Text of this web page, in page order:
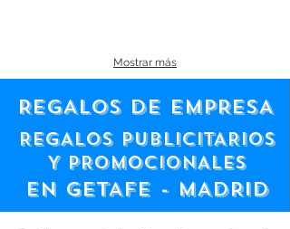
Mostrar más
REGALOS DE EMPRESA
REGALOS PUBLICITARIOS
Y PROMOCIONALES
EN GETAFE - MADRID